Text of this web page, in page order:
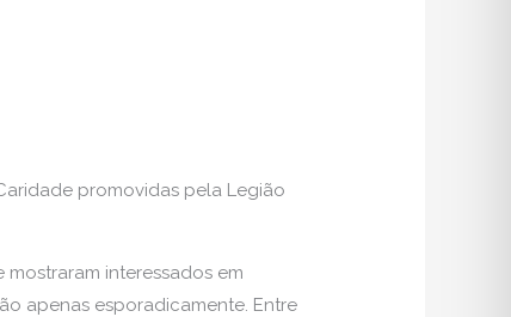
promovidas pela Legião
interessados em
apenas esporadicamente. Entre